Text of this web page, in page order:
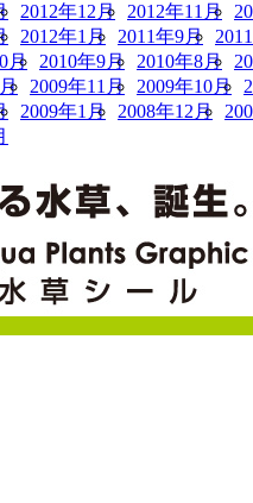
2012年12月 2012年11月
2012年1月 2011年9月
月 2010年9月 2010年8月
2009年11月 2009年10月
2009年1月 2008年12月